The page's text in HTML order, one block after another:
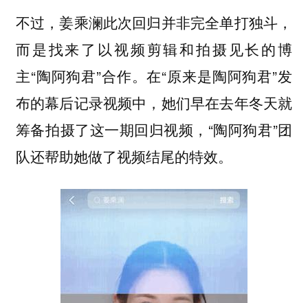
不过，姜乘澜此次回归并非完全单打独斗，
而是找来了以视频剪辑和拍摄见长的博
主“陶阿狗君”合作。在“原来是陶阿狗君”发
布的幕后记录视频中，她们早在去年冬天就
筹备拍摄了这一期回归视频，“陶阿狗君”团
队还帮助她做了视频结尾的特效。